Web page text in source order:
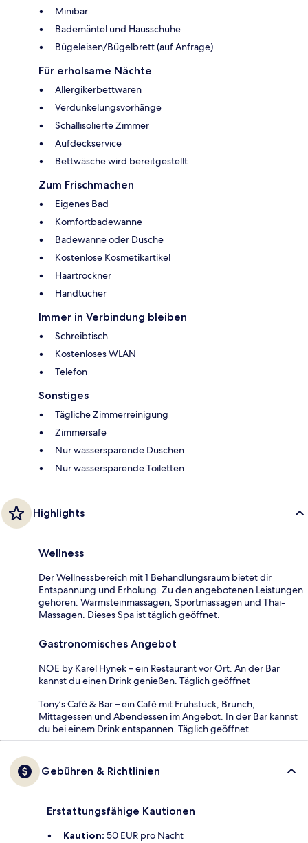
Minibar
Bademäntel und Hausschuhe
Bügeleisen/Bügelbrett (auf Anfrage)
Für erholsame Nächte
Allergikerbettwaren
Verdunkelungsvorhänge
Schallisolierte Zimmer
Aufdeckservice
Bettwäsche wird bereitgestellt
Zum Frischmachen
Eigenes Bad
Komfortbadewanne
Badewanne oder Dusche
Kostenlose Kosmetikartikel
Haartrockner
Handtücher
Immer in Verbindung bleiben
Schreibtisch
Kostenloses WLAN
Telefon
Sonstiges
Tägliche Zimmerreinigung
Zimmersafe
Nur wassersparende Duschen
Nur wassersparende Toiletten
Highlights
Wellness
Der Wellnessbereich mit 1 Behandlungsraum bietet dir
Entspannung und Erholung. Zu den angebotenen Leistungen
gehören: Warmsteinmassagen, Sportmassagen und Thai-
Massagen. Dieses Spa ist täglich geöffnet.
Gastronomisches Angebot
NOE by Karel Hynek – ein Restaurant vor Ort. An der Bar
kannst du einen Drink genießen. Täglich geöffnet
Tony’s Café & Bar – ein Café mit Frühstück, Brunch,
Mittagessen und Abendessen im Angebot. In der Bar kannst
du bei einem Drink entspannen. Täglich geöffnet
Gebühren & Richtlinien
Erstattungsfähige Kautionen
Kaution: 50 EUR pro Nacht